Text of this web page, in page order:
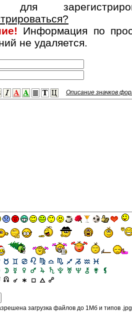
для
Информация по
не удаляется.
Описание значков
загрузка файлов до 1Мб и типов